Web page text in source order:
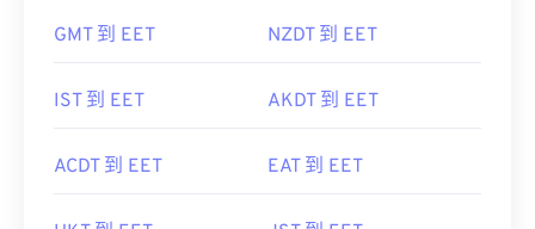
GMT 到 EET NZDT 到 EET
IST 到 EET AKDT 到 EET
ACDT 到 EET EAT 到 EET